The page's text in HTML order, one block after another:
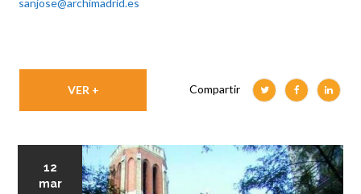
sanjose@archimadrid.es
VER + Compartir
12
mar